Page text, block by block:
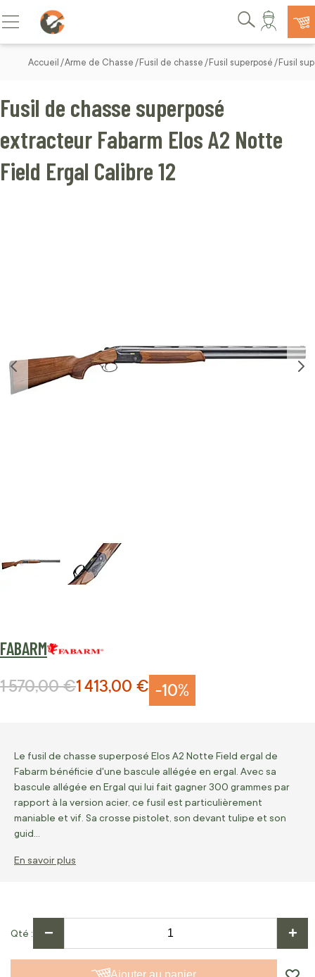
Allez au contenu
Basculer la navigation
Rechercher
Accueil Arme de Chasse Fusil de chasse Fusil superposé Fusil
FABARM
Fusil de chasse superposé
extracteur Fabarm Elos A2 Notte
Field Ergal Calibre 12
-10%
Prix Spécial
1 413,00 €
Prix normal
1 570,00 €
Le fusil de chasse superposé Elos A2 Notte Field ergal de
Fabarm bénéficie d'une bascule allégée en ergal. Avec sa
bascule allégée en Ergal qui lui fait gagner 300 grammes par
rapport à la version acier, ce fusil est particulièrement
maniable et vif. Sa crosse pistolet, son devant tulipe et son
guid…
En savoir plus
Qté − +
Ajouter au panier